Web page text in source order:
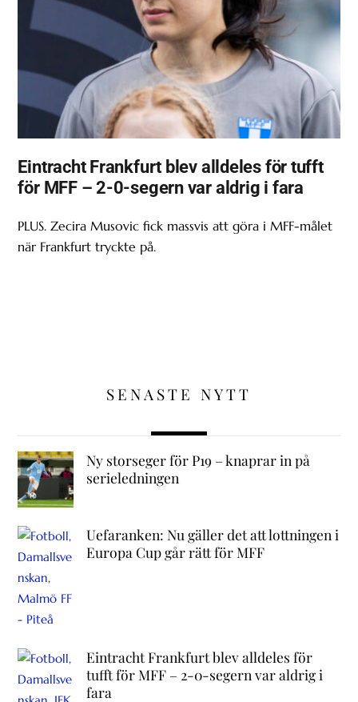
Eintracht Frankfurt blev alldeles för tufft
för MFF – 2-0-segern var aldrig i fara
PLUS. Zecira Musovic fick massvis att göra i MFF-målet
när Frankfurt tryckte på.
SENASTE NYTT
Ny storseger för P19 – knaprar in på
serieledningen
Uefaranken: Nu gäller det att lottningen i
Europa Cup går rätt för MFF
Eintracht Frankfurt blev alldeles för
tufft för MFF – 2-0-segern var aldrig i
fara